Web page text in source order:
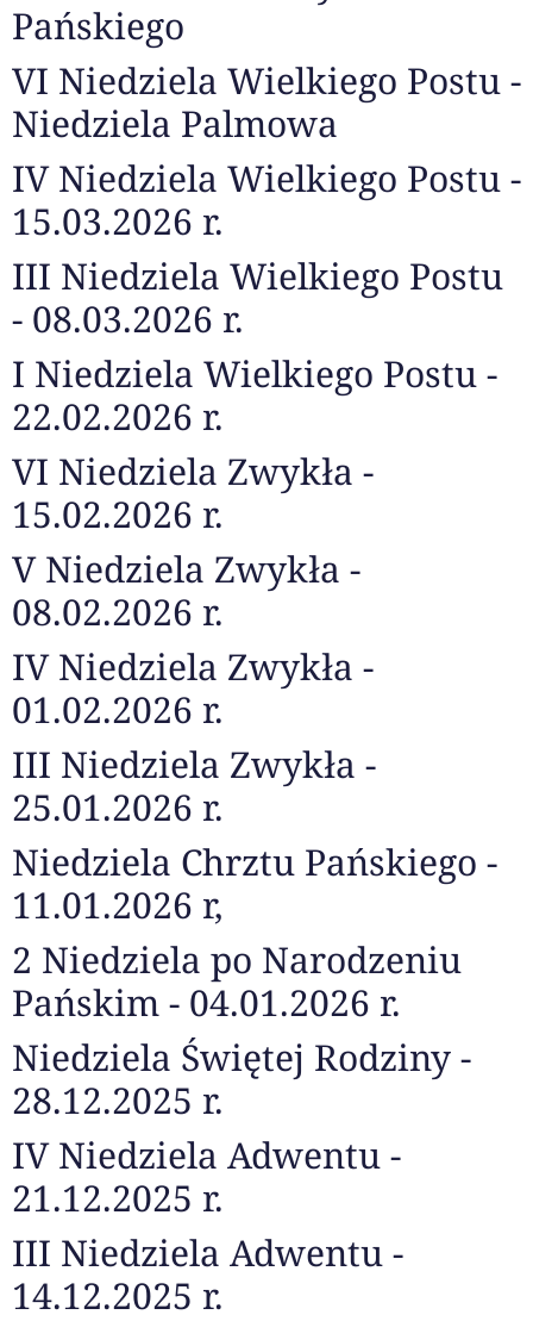
Pańskiego
VI Niedziela Wielkiego Postu -
Niedziela Palmowa
IV Niedziela Wielkiego Postu -
15.03.2026 r.
III Niedziela Wielkiego Postu
- 08.03.2026 r.
I Niedziela Wielkiego Postu -
22.02.2026 r.
VI Niedziela Zwykła -
15.02.2026 r.
V Niedziela Zwykła -
08.02.2026 r.
IV Niedziela Zwykła -
01.02.2026 r.
III Niedziela Zwykła -
25.01.2026 r.
Niedziela Chrztu Pańskiego -
11.01.2026 r,
2 Niedziela po Narodzeniu
Pańskim - 04.01.2026 r.
Niedziela Świętej Rodziny -
28.12.2025 r.
IV Niedziela Adwentu -
21.12.2025 r.
III Niedziela Adwentu -
14.12.2025 r.